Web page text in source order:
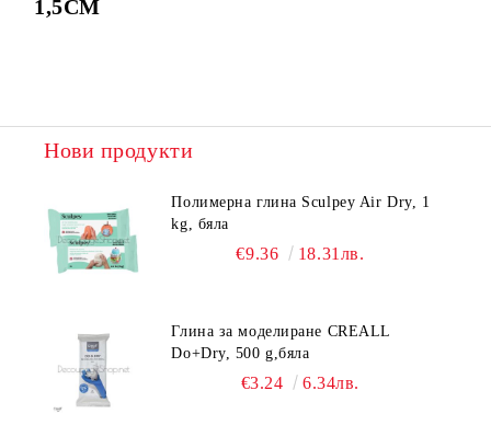
1,5СМ
Нови продукти
Полимерна глина Sculpey Air Dry, 1
kg, бяла
€9.36 18.31лв.
Глина за моделиране CREALL
Do+Dry, 500 g,бяла
€3.24 6.34лв.